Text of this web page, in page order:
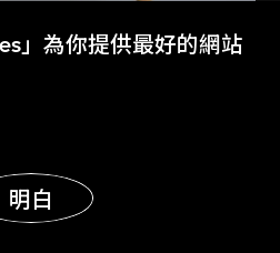
」為你提供最好的網站
明白
更多